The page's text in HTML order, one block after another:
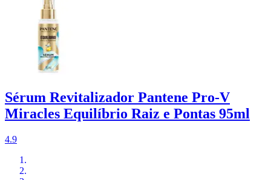
Sérum Revitalizador Pantene Pro-V
Miracles Equilíbrio Raiz e Pontas 95ml
4.9